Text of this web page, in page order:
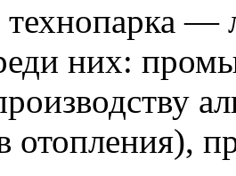
технопарка —
них:
отопления),